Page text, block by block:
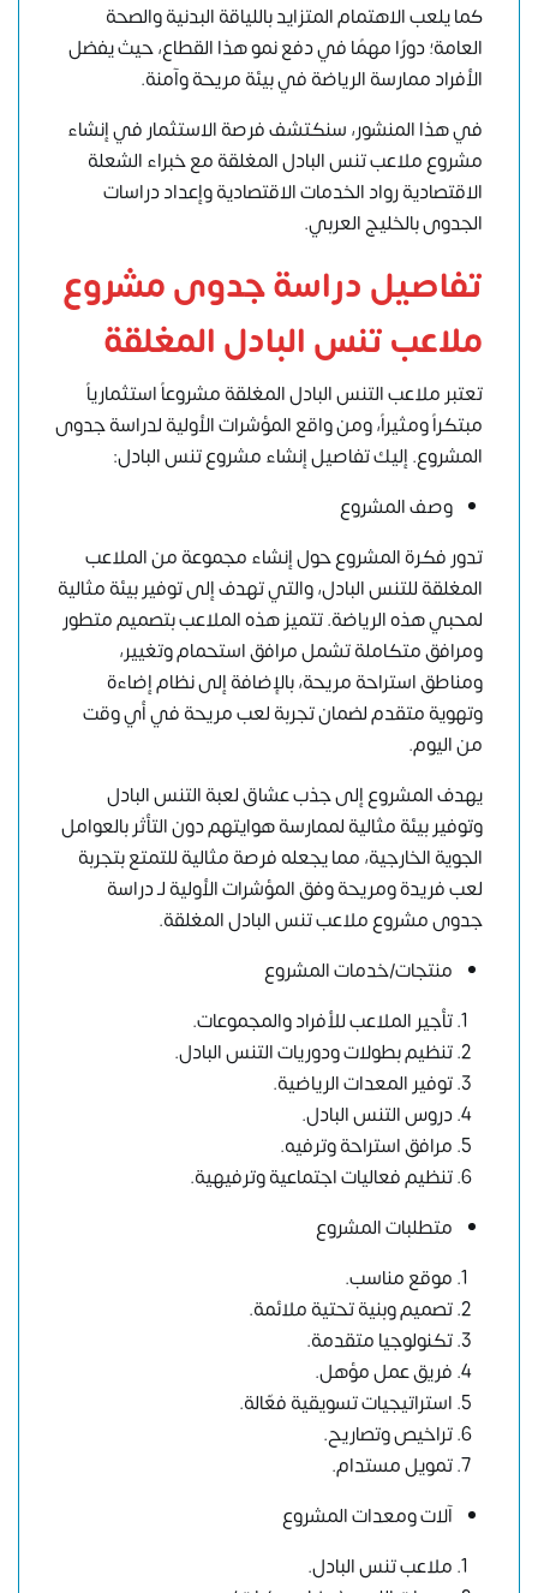
كما يلعب الاهتمام المتزايد باللياقة البدنية والصحة
العامة؛ دورًا مهمًا في دفع نمو هذا القطاع، حيث يفضل
الأفراد ممارسة الرياضة في بيئة مريحة وآمنة.
في هذا المنشور، سنكتشف فرصة الاستثمار في إنشاء
مشروع ملاعب تنس البادل المغلقة معخبراء الشعلة
الاقتصاديةرواد الخدمات الاقتصادية وإعداد دراسات
الجدوىبالخليج العربي.
تفاصيل دراسة جدوى مشروع
ملاعب تنس البادل المغلقة
تعتبرملاعب التنس البادل المغلقةمشروعاً استثمارياً
مبتكراً ومثيراً، ومن واقع المؤشرات الأولية لدراسة جدوى
المشروع. إليك تفاصيل إنشاء مشروع تنس البادل:
وصف المشروع
تدور فكرة المشروع حول إنشاء مجموعة من الملاعب
المغلقة للتنس البادل، والتي تهدف إلى توفير بيئة مثالية
لمحبي هذه الرياضة. تتميز هذه الملاعب بتصميم متطور
ومرافق متكاملة تشمل مرافق استحمام وتغيير،
ومناطق استراحة مريحة، بالإضافة إلى نظام إضاءة
وتهوية متقدم لضمان تجربة لعب مريحة في أي وقت
من اليوم.
يهدف المشروع إلى جذب عشاق لعبة التنس البادل
وتوفير بيئة مثالية لممارسة هوايتهم دون التأثر بالعوامل
الجوية الخارجية، مما يجعله فرصة مثالية للتمتع بتجربة
لعب فريدة ومريحة وفق المؤشرات الأولية لـ دراسة
جدوى مشروع ملاعب تنس البادل المغلقة.
منتجات/خدمات المشروع
تأجير الملاعب للأفراد والمجموعات.
تنظيم بطولات ودوريات التنس البادل.
توفير المعدات الرياضية.
دروس التنس البادل.
مرافق استراحة وترفيه.
تنظيم فعاليات اجتماعية وترفيهية.
متطلبات المشروع
موقع مناسب.
تصميم وبنية تحتية ملائمة.
تكنولوجيا متقدمة.
فريق عمل مؤهل.
استراتيجيات تسويقية فعّالة.
تراخيص وتصاريح.
تمويل مستدام.
آلات ومعدات المشروع
ملاعب تنس البادل.